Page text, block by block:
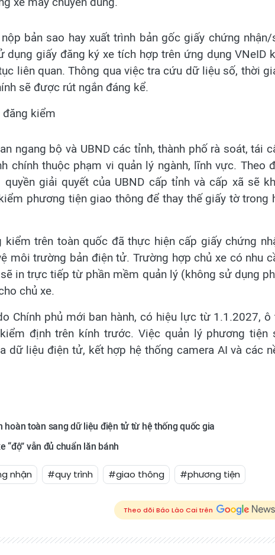
bản sao hay xuất trình bản gốc giấy chứng nhận/
giấy đăng ký xe tích hợp trên ứng dụng VNeID
liên quan. Thông qua việc tra cứu dữ liệu số, thời
sẽ được rút ngắn đáng kể.
đăng kiểm
ngang bộ và UBND các tỉnh, thành phố rà soát, tái
chính thuộc phạm vi quản lý ngành, lĩnh vực. Theo
giải quyết của UBND cấp tỉnh và cấp xã sẽ
phương tiện giao thông để thay thế giấy tờ trong
trên toàn quốc đã thực hiện cấp giấy chứng
môi trường bản điện tử. Trường hợp chủ xe có nhu
in trực tiếp từ phần mềm quản lý (không sử dụng
chủ xe.
Chính phủ mới ban hành, có hiệu lực từ 1.1.2027, ô
định trên kính trước. Việc quản lý phương tiện
dữ liệu điện tử, kết hợp hệ thống camera AI và các
hoàn toàn sang dữ liệu điện tử từ hệ thống quốc gia
“độ” vẫn đủ chuẩn lăn bánh
nhận #quy trình #giao thông #phương tiện
Theo dõi Báo Lào Cai trên